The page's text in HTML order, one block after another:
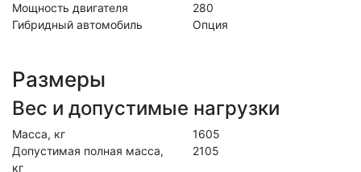
Мощность двигателя
280
Гибридный автомобиль
Опция
Размеры
Вес и допустимые нагрузки
Масса, кг
1605
Допустимая полная масса,
кг
2105